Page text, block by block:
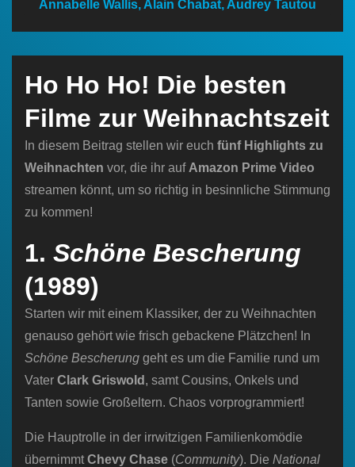
Annabelle Wallis, Alain Chabat, Audrey Tautou
Ho Ho Ho! Die besten
Filme zur Weihnachtszeit
In diesem Beitrag stellen wir euch fünf Highlights zu
Weihnachten vor, die ihr auf Amazon Prime Video
streamen könnt, um so richtig in besinnliche Stimmung
zu kommen!
1. Schöne Bescherung
(1989)
Starten wir mit einem Klassiker, der zu Weihnachten
genauso gehört wie frisch gebackene Plätzchen! In
Schöne Bescherung geht es um die Familie rund um
Vater Clark Griswold , samt Cousins, Onkels und
Tanten sowie Großeltern. Chaos vorprogrammiert!
Die Hauptrolle in der irrwitzigen Familienkomödie
übernimmt Chevy Chase (Community). Die National